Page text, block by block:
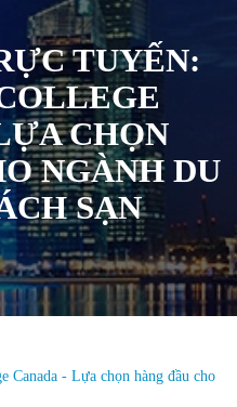
TUYẾN:
CHỌN
NGÀNH DU
SẠN
Canada - Lựa chọn hàng đầu cho